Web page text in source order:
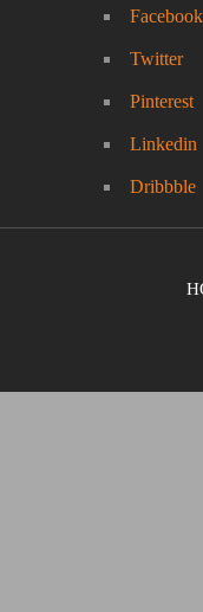
Facebook
Twitter
Pinterest
Linkedin
Dribbble